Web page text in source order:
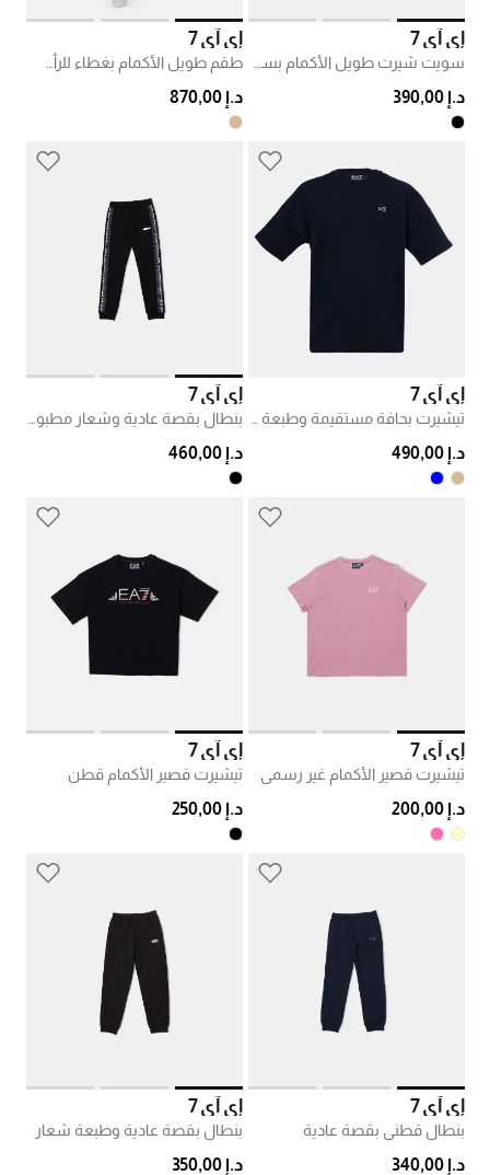
إي آي 7
د.إ 390,00
إي آي 7
د.إ 870,00
إي آي 7
د.إ 490,00
إي آي 7
د.إ 460,00
إي آي 7
تيشيرت قصير الأكمام غير رسمي
د.إ 200,00
إي آي 7
تيشيرت قصير الأكمام قطن
د.إ 250,00
إي آي 7
بنطال قطني بقصة عادية
د.إ 340,00
إي آي 7
بنطال بقصة عادية وطبعة شعار
د.إ 350,00